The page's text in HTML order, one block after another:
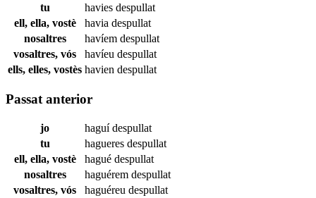
tu
havies despullat
ell, ella, vostè
havia despullat
nosaltres
havíem despullat
vosaltres, vós
havíeu despullat
ells, elles, vostès havien despullat
Passat anterior
jo haguídespullat
tu
hagueres despullat
ell, ella, vostè
hagué despullat
nosaltres
haguérem despullat
vosaltres, vós
haguéreu despullat